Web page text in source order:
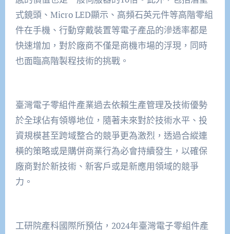
式鏡頭、Micro LED顯示、高頻石英元件等高階零組
件在手機、行動穿戴裝置等電子產品的滲透率都是
快速增加，對於廠商不僅是商機市場的浮現，同時
也面臨高階製程技術的挑戰。
臺灣電子零組件產業過去依賴生產管理及技術優勢
於全球佔有領導地位，隨著未來對於技術水平、投
資規模甚至跨域整合的競爭更為激烈，透過合縱連
橫的策略或是購併商業行為必會持續發生，以確保
廠商對於新技術、新客戶或是新應用領域的競爭
力。
工研院產科國際所預估，2024年臺灣電子零組件產